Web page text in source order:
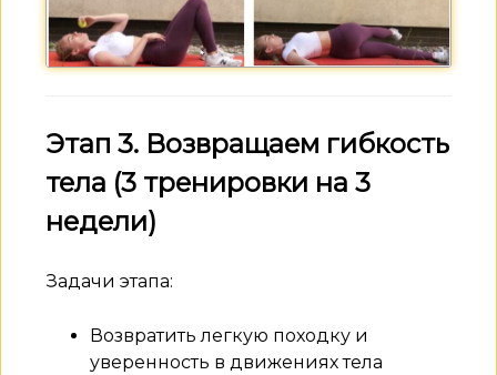
Этап 3. Возвращаем гибкость
тела (3 тренировки на 3
недели)
Задачи этапа:
Возвратить легкую походку и
уверенность в движениях тела